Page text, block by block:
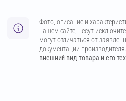
Фото, описание и
нашем сайте, несут
могут отличаться от
документации производителя.
внешний вид товара и его